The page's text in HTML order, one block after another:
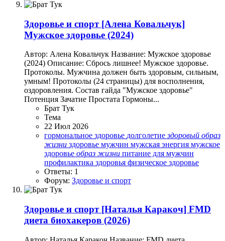
Здоровье и спорт [Алена Ковальчук]
Мужское здоровье (2024)
Автор: Алена Ковальчук Название: Мужское здоровье
(2024) Описание: Сбрось лишнее! Мужское здоровье.
Протоколы. Мужчина должен быть здоровым, сильным,
умным! Протоколы (24 страницы) для восполнения,
оздоровления. Состав гайда "Мужское здоровье"
Потенция Зачатие Простата Гормоны...
Брат Тук
Тема
22 Июл 2026
гормональное здоровье долголетиездоровый образ
жизни здоровье мужчин мужская энергия мужское
здоровье образ жизни питание для мужчин
профилактика здоровья физическое здоровье
Ответы: 1
Форум: Здоровье и спорт
Здоровье и спорт [Наталья Каракоч] FMD
диета биохакеров (2026)